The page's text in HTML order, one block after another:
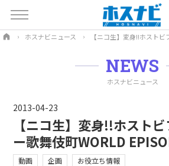
ホスナビニュース 【ニコ生】変身!!ホスト
NEWS
ホスナビニュース
2013-04-23
【ニコ生】変身!!ホスト
ー歌舞伎町WORLD
動画 企画 お役立ち情報